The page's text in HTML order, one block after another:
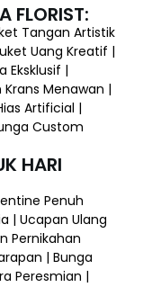
FLORIST:
Tangan Artistik
Uang Kreatif |
Eksklusif |
Krans Menawan |
Artificial |
Custom
HARI
Penuh
| Ucapan Ulang
Pernikahan
| Bunga
Peresmian |